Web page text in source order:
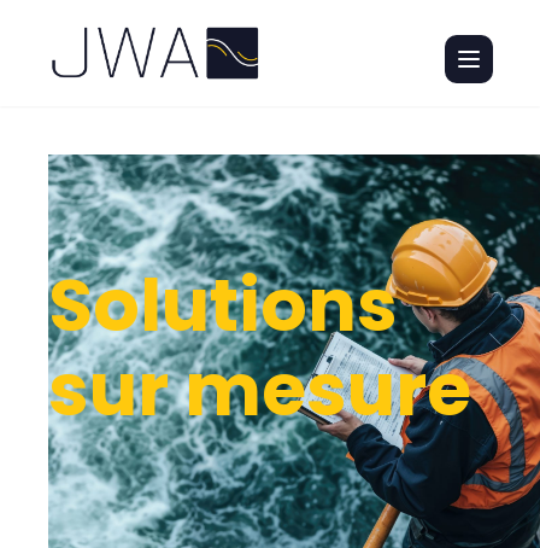
Solutions
sur mesure